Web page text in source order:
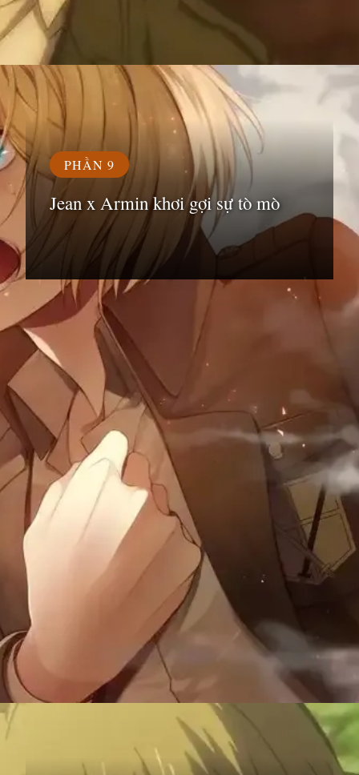
Đang mở https://susach.edu.vn/armin
PHẦN 9
Jean x Armin khơi gợi sự tò mò
https://susach.edu.vn/armin